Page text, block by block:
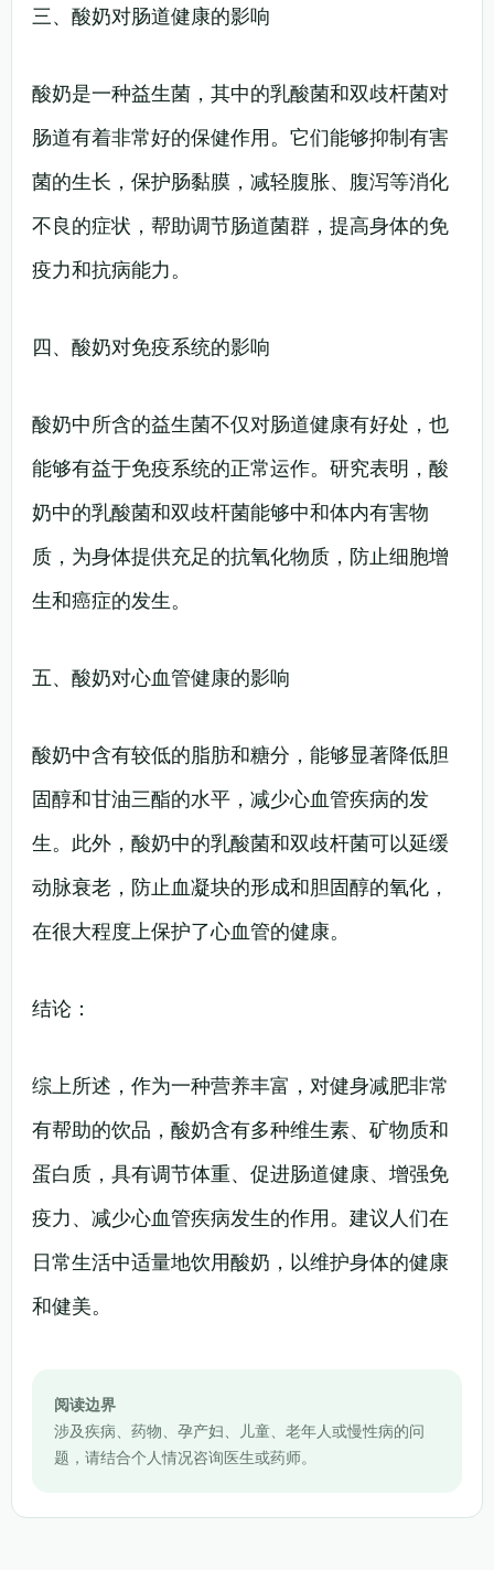
三、酸奶对肠道健康的影响
酸奶是一种益生菌，其中的乳酸菌和双歧杆菌对
肠道有着非常好的保健作用。它们能够抑制有害
菌的生长，保护肠黏膜，减轻腹胀、腹泻等消化
不良的症状，帮助调节肠道菌群，提高身体的免
疫力和抗病能力。
四、酸奶对免疫系统的影响
酸奶中所含的益生菌不仅对肠道健康有好处，也
能够有益于免疫系统的正常运作。研究表明，酸
奶中的乳酸菌和双歧杆菌能够中和体内有害物
质，为身体提供充足的抗氧化物质，防止细胞增
生和癌症的发生。
五、酸奶对心血管健康的影响
酸奶中含有较低的脂肪和糖分，能够显著降低胆
固醇和甘油三酯的水平，减少心血管疾病的发
生。此外，酸奶中的乳酸菌和双歧杆菌可以延缓
动脉衰老，防止血凝块的形成和胆固醇的氧化，
在很大程度上保护了心血管的健康。
结论：
综上所述，作为一种营养丰富，对健身减肥非常
有帮助的饮品，酸奶含有多种维生素、矿物质和
蛋白质，具有调节体重、促进肠道健康、增强免
疫力、减少心血管疾病发生的作用。建议人们在
日常生活中适量地饮用酸奶，以维护身体的健康
和健美。
阅读边界
涉及疾病、药物、孕产妇、儿童、老年人或慢性病的问
题，请结合个人情况咨询医生或药师。